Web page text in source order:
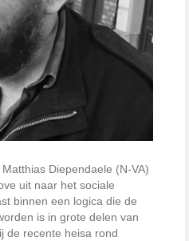
Diependaele (N-VA)
uit naar het sociale
binnen een logica die de
is in grote delen van
de recente heisa rond